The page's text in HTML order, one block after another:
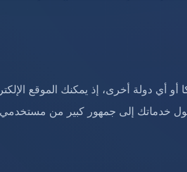
دولة أخرى، إذ يمكنك الموقع
خدماتك إلى جمهور كبير من مستخدمي